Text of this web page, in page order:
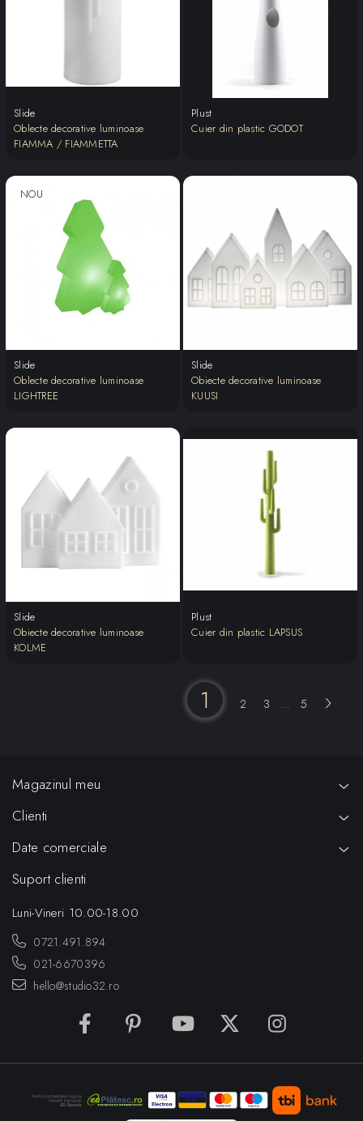
Slide
Oblecte decorative luminoase
FIAMMA / FIAMMETTA
Plust
Cuier din plastic GODOT
NOU
Slide
Oblecte decorative luminoase
LIGHTREE
Slide
Obiecte decorative luminoase
KUUSI
Slide
Obiecte decorative luminoase
KOLME
Plust
Cuier din plastic LAPSUS
1 2 3 ... 5
Magazinul meu
Clienti
Date comerciale
Suport clienti
Luni-Vineri 10.00-18.00
0721.491.894
021-6670396
hello@studio32.ro